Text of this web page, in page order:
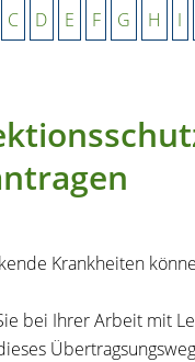
C D E F G H I
Krankheiten
bei Ihrer Arbeit mit